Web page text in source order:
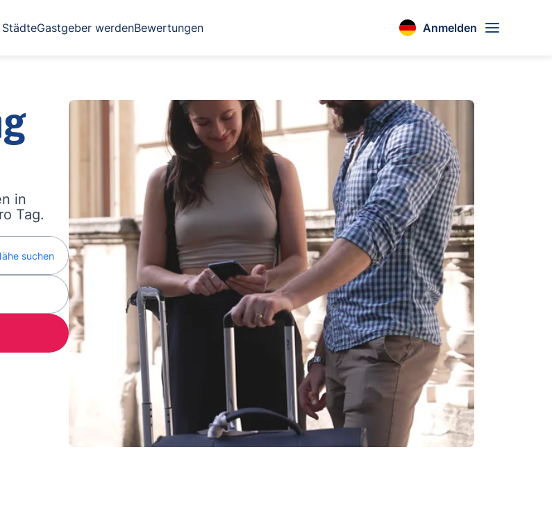
Gastgeber werdenBewertungen Anmelden
in
Tag.
suchen